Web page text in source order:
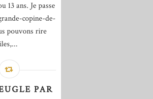
13 ans. Je passe
copine-de-
pouvons rire
PAR